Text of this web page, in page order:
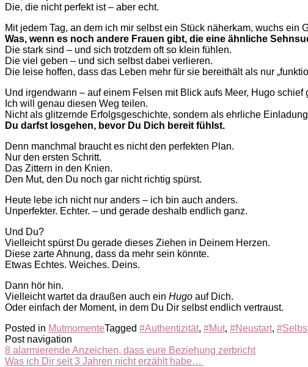
Die, die nicht perfekt ist – aber echt.
Mit jedem Tag, an dem ich mir selbst ein Stück näherkam, wuchs ein
Was, wenn es noch andere Frauen gibt, die eine ähnliche
Die stark sind – und sich trotzdem oft so klein fühlen.
Die viel geben – und sich selbst dabei verlieren.
Die leise hoffen, dass das Leben mehr für sie bereithält als nur
Und irgendwann – auf einem Felsen mit Blick aufs Meer, Hugo schief
Ich will genau diesen Weg teilen.
Nicht als glitzernde Erfolgsgeschichte, sondern als ehrliche
Du darfst losgehen, bevor Du Dich bereit fühlst.
Denn manchmal braucht es nicht den perfekten Plan.
Nur den ersten Schritt.
Das Zittern in den Knien.
Den Mut, den Du noch gar nicht richtig spürst.
Heute lebe ich nicht nur anders – ich bin auch anders.
Unperfekter. Echter. – und gerade deshalb endlich ganz.
Und Du?
Vielleicht spürst Du gerade dieses Ziehen in Deinem Herzen.
Diese zarte Ahnung, dass da mehr sein könnte.
Etwas Echtes. Weiches. Deins.
Dann hör hin.
Vielleicht wartet da draußen auch ein Hugo auf Dich.
Oder einfach der Moment, in dem Du Dir selbst endlich vertraust.
Posted in MutmomenteTagged #Authentizität, #Mut, #Neustart,
Post navigation
8 alarmierende Anzeichen, dass eure Beziehung zerbricht
Was ich Dir seit 3 Jahren nicht erzählt habe…